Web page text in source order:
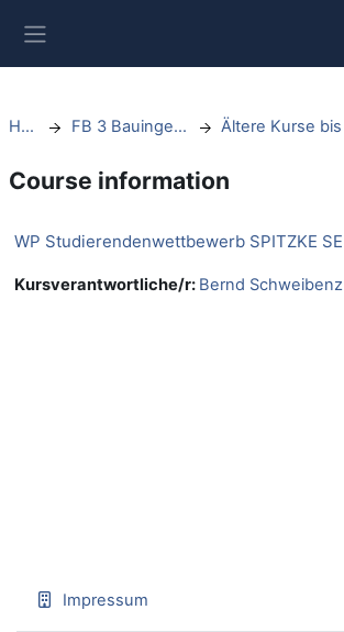
Home FB 3 Bauingenieurwesen
Course information
WP Studierendenwettbewerb SPITZKE SE
Kursverantwortliche/r: Bernd Schweibenz
Impressum